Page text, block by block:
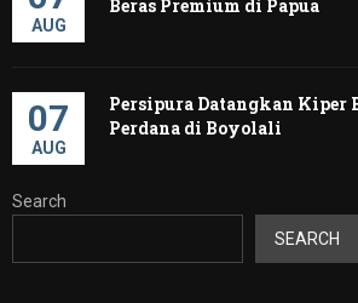
AUG
Beras Premium di Papua
07
AUG
Persipura Datangkan Kiper
Perdana di Boyolali
Search
SEARCH